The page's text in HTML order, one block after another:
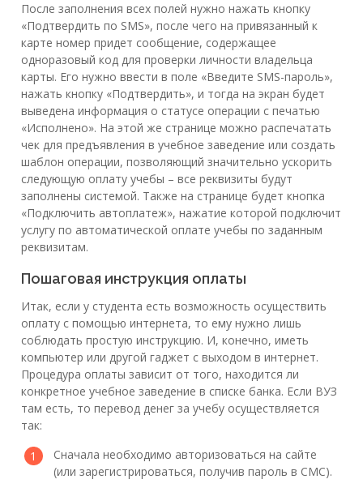
После заполнения всех полей нужно нажать кнопку
«Подтвердить по SMS», после чего на привязанный к
карте номер придет сообщение, содержащее
одноразовый код для проверки личности владельца
карты. Его нужно ввести в поле «Введите SMS-пароль»,
нажать кнопку «Подтвердить», и тогда на экран будет
выведена информация о статусе операции с печатью
«Исполнено». На этой же странице можно распечатать
чек для предъявления в учебное заведение или создать
шаблон операции, позволяющий значительно ускорить
следующую оплату учебы – все реквизиты будут
заполнены системой. Также на странице будет кнопка
«Подключить автоплатеж», нажатие которой подключит
услугу по автоматической оплате учебы по заданным
реквизитам.
Пошаговая инструкция оплаты
Итак, если у студента есть возможность осуществить
оплату с помощью интернета, то ему нужно лишь
соблюдать простую инструкцию. И, конечно, иметь
компьютер или другой гаджет с выходом в интернет.
Процедура оплаты зависит от того, находится ли
конкретное учебное заведение в списке банка. Если ВУЗ
там есть, то перевод денег за учебу осуществляется
так:
Сначала необходимо авторизоваться на сайте
(или зарегистрироваться, получив пароль в СМС).